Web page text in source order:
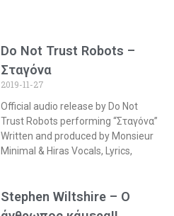
Do Not Trust Robots –
Σταγόνα
2019-11-27
Official audio release by Do Not
Trust Robots performing “Σταγόνα”
Written and produced by Monsieur
Minimal & Hiras Vocals, Lyrics,
Stephen Wiltshire – Ο